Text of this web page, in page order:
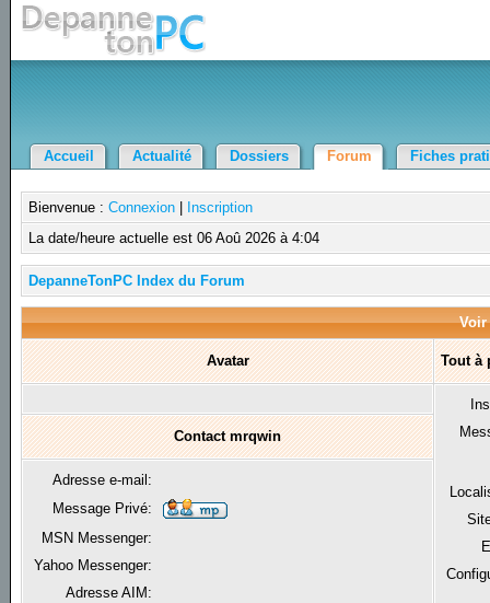
Accueil Actualité Dossiers Forum Fiches
Bienvenue :Connexion
Inscription
La date/heure actuelle est 06 Aoû 2026 à 4:04
DepanneTonPC Index du Forum
Avatar Tout à
Contact mrqwin
Adresse e-mail:
Message Privé:
MSN Messenger:
Yahoo Messenger:
Adresse AIM: